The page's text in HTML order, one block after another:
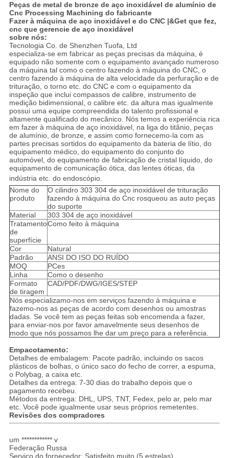
Peças de metal de bronze de aço inoxidável de alumínio de
Cnc Processing Machining do fabricante
Fazer à máquina de aço inoxidável e do CNC |&Get que fez,
cnc que gerencie de aço inoxidável
sobre nós:
Tecnologia Co. de Shenzhen Tuofa, Ltd
especializa-se em fabricar as peças precisas da máquina, é
equipado não somente com o equipamento avançado numeroso
da máquina tal como o centro fazendo à máquina do CNC, o
centro fazendo à máquina de alta velocidade da perfuração e de
trituração, o torno etc. do CNC e com o equipamento da
inspeção que inclui compassos de calibre, instrumento de
medição bidimensional, o calibre etc. da altura mas igualmente
possui uma equipe compreendida do talento profissional e
altamente qualificado do mecânico. Nós temos a experiência rica
em fazer à máquina de aço inoxidável, na liga do titânio, peças
de alumínio, de bronze, e assim como fornecemo-la com as
partes precisas sortidos do equipamento da bateria de lítio, do
equipamento médico, do equipamento do conjunto do
automóvel, do equipamento de fabricação de cristal líquido, do
equipamento de comunicação ótica, das lentes óticas, da
indústria etc. do endoscópio.
Nome do
produto
O cilindro 303 304 de aço inoxidável de trituração
fazendo à máquina do Cnc rosqueou as auto peças
do suporte
Material
303 304 de aço inoxidável
Tratamento
de
superfície
Como feito à máquina
Cor
Natural
Padrão
ANSI DO ISO DO RUÍDO
MOQ
PCes
Linha
Como o desenho
Formato
de tiragem
CAD/PDF/DWG/IGES/STEP
Nós especializamo-nos em serviços fazendo à máquina e
fazemo-nos as peças de acordo com desenhos ou amostras
dadas. Se você tem as peças feitas sob encomenda a fazer,
para enviar-nos por favor amavelmente seus desenhos de
modo que nós possamos lhe dar um preço para a referência.
Empacotamento:
Detalhes de embalagem: Pacote padrão, incluindo os sacos
plásticos de bolhas, o único saco do fecho de correr, a espuma,
o Polybag, a caixa etc.
Detalhes da entrega: 7-30 dias do trabalho depois que o
pagamento recebeu.
Métodos da entrega: DHL, UPS, TNT, Fedex, pelo ar, pelo mar
etc. Você pode igualmente usar seus próprios remetentes.
Revisões dos compradores
um ************ v
Federação Russa
Serviço do fornecedor: Satisfeito muito (5 estrelas)